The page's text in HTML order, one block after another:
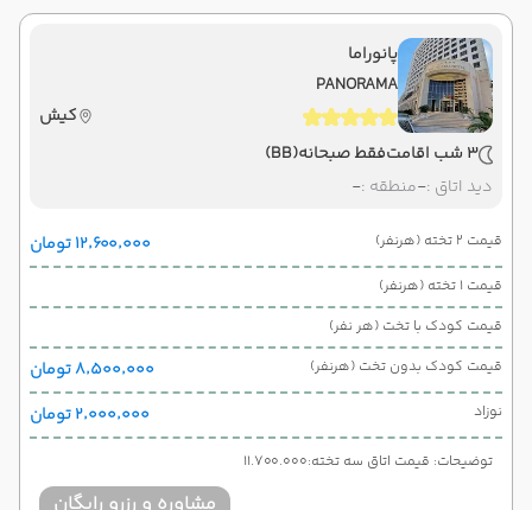
پانوراما
PANORAMA
کیش
3 شب اقامت
فقط صبحانه(BB)
دید اتاق :-منطقه :-
قیمت 2 تخته (هرنفر) ۱۲٬۶۰۰٬۰۰۰ تومان
قیمت 1 تخته (هرنفر)
قیمت کودک با تخت (هر نفر)
قیمت کودک بدون تخت (هرنفر)
۸٬۵۰۰٬۰۰۰ تومان
نوزاد ۲٬۰۰۰٬۰۰۰ تومان
توضیحات: قیمت اتاق سه تخته:11.700.000